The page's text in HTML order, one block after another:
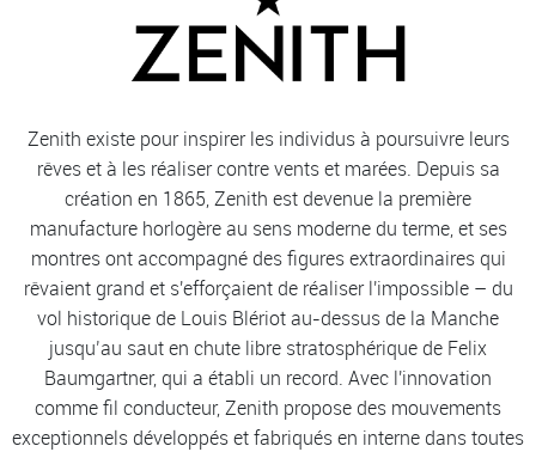
Zenith existe pour inspirer les individus à poursuivre leurs
rêves et à les réaliser contre vents et marées. Depuis sa
création en 1865, Zenith est devenue la première
manufacture horlogère au sens moderne du terme, et ses
montres ont accompagné des figures extraordinaires qui
rêvaient grand et s'efforçaient de réaliser l'impossible – du
vol historique de Louis Blériot au-dessus de la Manche
jusqu’au saut en chute libre stratosphérique de Felix
Baumgartner, qui a établi un record. Avec l'innovation
comme fil conducteur, Zenith propose des mouvements
exceptionnels développés et fabriqués en interne dans toutes